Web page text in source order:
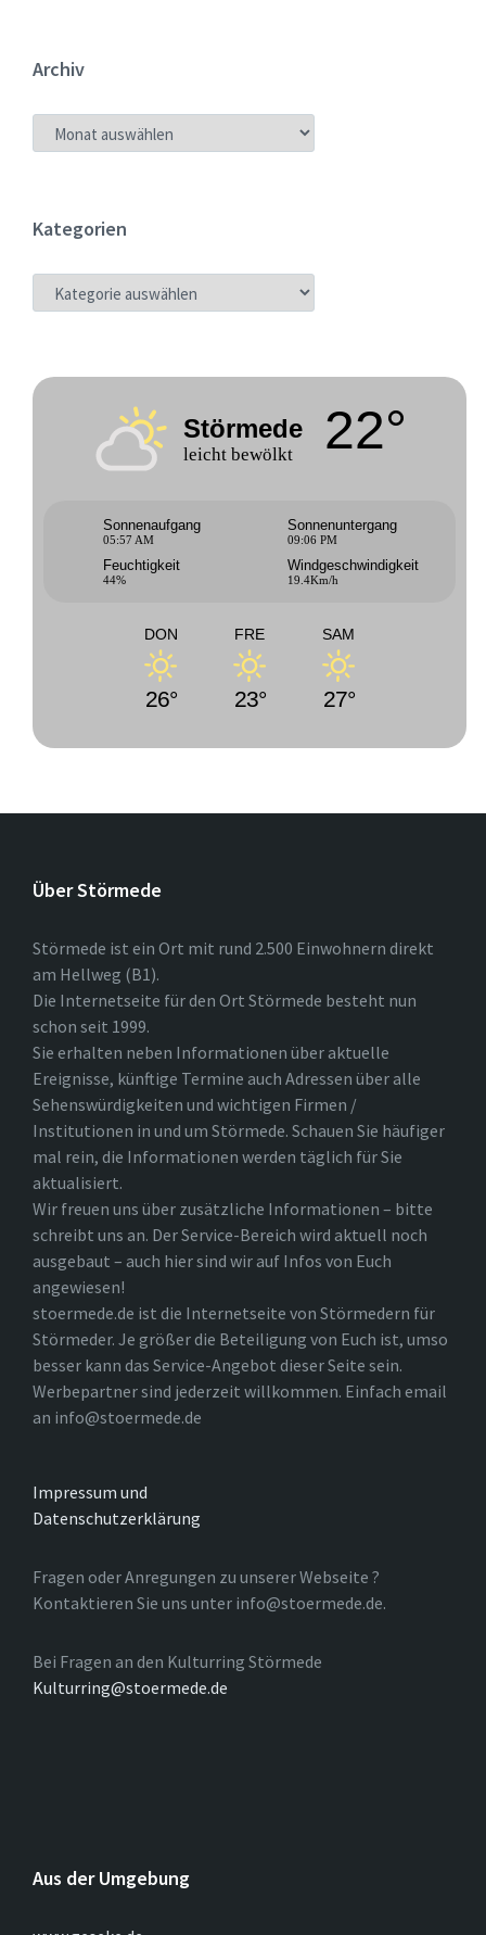
Archiv
ARCHIV
Kategorien
KATEGORIEN
Störmede
leicht bewölkt 22°
Sonnenaufgang
05:57 AM
Sonnenuntergang
09:06 PM
Feuchtigkeit
44%
Windgeschwindigkeit
19.4Km/h
DON
26°
FRE
23°
SAM
27°
Über Störmede
Störmede ist ein Ort mit rund 2.500 Einwohnern direkt
am Hellweg (B1).
Die Internetseite für den Ort Störmede besteht nun
schon seit 1999.
Sie erhalten neben Informationen über aktuelle
Ereignisse, künftige Termine auch Adressen über alle
Sehenswürdigkeiten und wichtigen Firmen /
Institutionen in und um Störmede. Schauen Sie häufiger
mal rein, die Informationen werden täglich für Sie
aktualisiert.
Wir freuen uns über zusätzliche Informationen – bitte
schreibt uns an. Der Service-Bereich wird aktuell noch
ausgebaut – auch hier sind wir auf Infos von Euch
angewiesen!
stoermede.de ist die Internetseite von Störmedern für
Störmeder. Je größer die Beteiligung von Euch ist, umso
besser kann das Service-Angebot dieser Seite sein.
Werbepartner sind jederzeit willkommen. Einfach email
an info@stoermede.de
Impressum und
Datenschutzerklärung
Fragen oder Anregungen zu unserer Webseite ?
Kontaktieren Sie uns unter info@stoermede.de.
Bei Fragen an den Kulturring Störmede
Kulturring@stoermede.de
Aus der Umgebung